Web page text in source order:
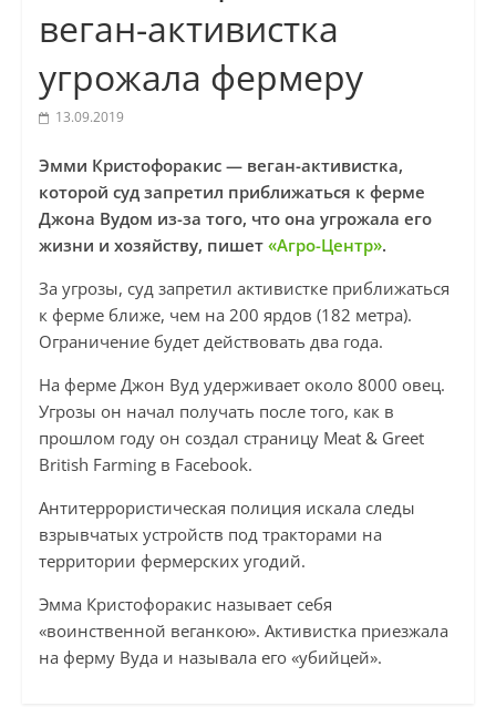
веган-активистка
угрожала фермеру
13.09.2019
Эмми Кристофоракис — веган-активистка,
которой суд запретил приближаться к ферме
Джона Вудом из-за того, что она угрожала его
жизни и хозяйству, пишет «Агро-Центр».
За угрозы, суд запретил активистке приближаться
к ферме ближе, чем на 200 ярдов (182 метра).
Ограничение будет действовать два года.
На ферме Джон Вуд удерживает около 8000 овец.
Угрозы он начал получать после того, как в
прошлом году он создал страницу Meat & Greet
British Farming в Facebook.
Антитеррористическая полиция искала следы
взрывчатых устройств под тракторами на
территории фермерских угодий.
Эмма Кристофоракис называет себя
«воинственной веганкою». Активистка приезжала
на ферму Вуда и называла его «убийцей».